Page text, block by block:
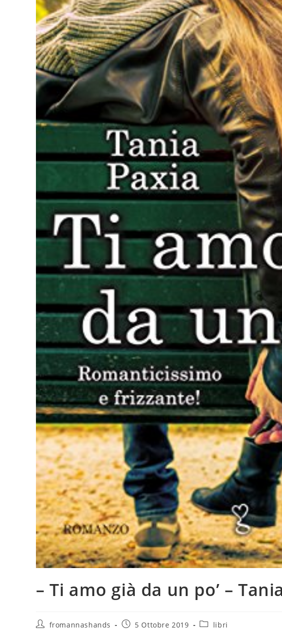
– Ti amo già da un po’ –
Autorefromannashands
Articolo5 Ottobre 2019
Categoria
libri